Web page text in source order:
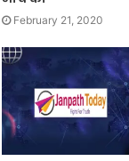
February 21, 2020